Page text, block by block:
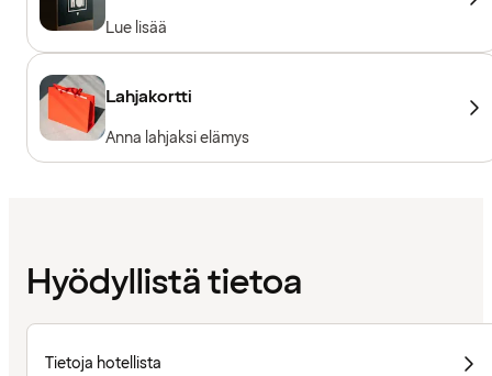
Lue lisää
Lahjakortti
Anna lahjaksi elämys
Hyödyllistä tietoa
Tietoja hotellista